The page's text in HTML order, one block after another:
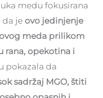
medu fokusirana
da je ovo jedinjenje
meda prilikom
rana, opekotina i
pokazala da
sadržaj MGO, štiti